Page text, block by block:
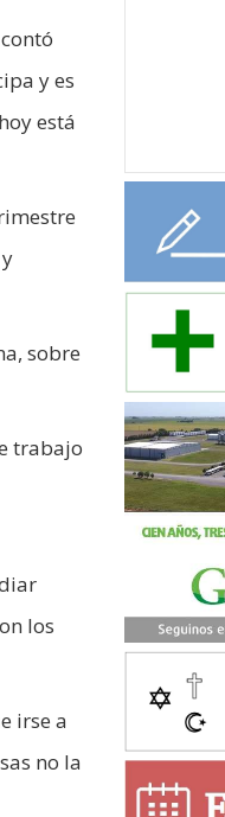
y es
está
sobre
trabajo
los
irse a
no la